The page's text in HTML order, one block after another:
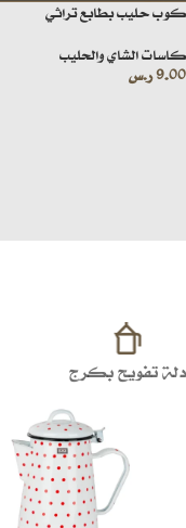
كوب حليب بطابع تراثي
كاسات الشاي والحليب
9.00ر.س
دلة تفويح بكرج